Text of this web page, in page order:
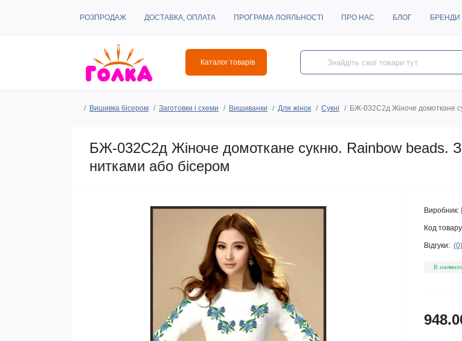
РОЗПРОДАЖ ДОСТАВКА, ОПЛАТА ПРОГРАМА ЛОЯЛЬНОСТІ ПРО НАС БЛОГ БРЕНДИ
Каталог товарів
Вишивка бісером Заготовки і схеми Вишиванки Для жінок Сукні БЖ-032С2д Жіноче домоткане
БЖ-032С2д Жіноче домоткане сукню. Rainbow beads.
нитками або бісером
Виробник:
Код
Відгуки: (0)
В